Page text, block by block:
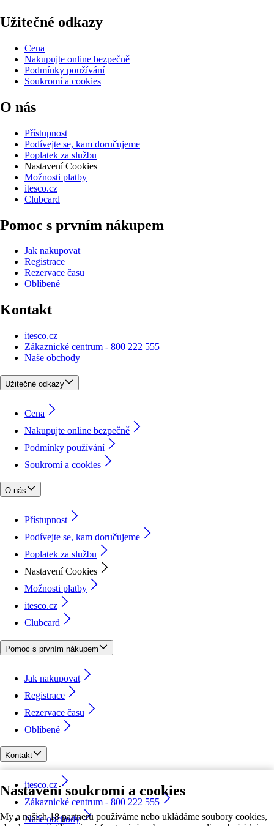
Nastavení soukromí a cookies
My a našich 18 partnerů používáme nebo ukládáme soubory cookies,
Užitečné odkazy
Cena
Nakupujte online bezpečně
Podmínky používání
Soukromí a cookies
O nás
Přístupnost
Podívejte se, kam doručujeme
Poplatek za službu
Nastavení Cookies
Možnosti platby
itesco.cz
Clubcard
Pomoc s prvním nákupem
Jak nakupovat
Registrace
Rezervace času
Oblíbené
Kontakt
itesco.cz
Zákaznické centrum - 800 222 555
Naše obchody
Užitečné odkazy
Cena
Nakupujte online bezpečně
Podmínky používání
Soukromí a cookies
O nás
Přístupnost
Podívejte se, kam doručujeme
Poplatek za službu
Nastavení Cookies
Možnosti platby
itesco.cz
Clubcard
Pomoc s prvním nákupem
Jak nakupovat
Registrace
Rezervace času
Oblíbené
Kontakt
itesco.cz
Zákaznické centrum - 800 222 555
Naše obchody